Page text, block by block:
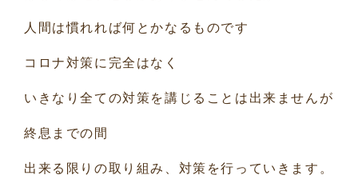
人間は慣れれば何とかなるものです
コロナ対策に完全はなく
いきなり全ての対策を講じることは出来ませんが
終息までの間
出来る限りの取り組み、対策を行っていきます。